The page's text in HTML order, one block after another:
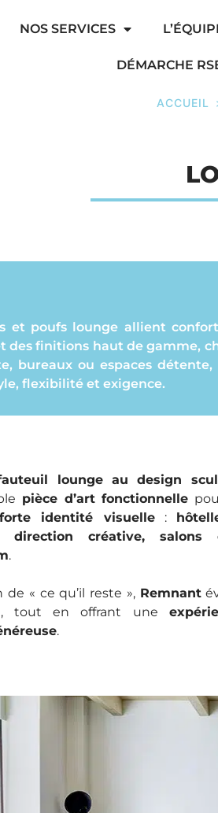
NOS SERVICES
DÉMARCHE
ACCUEIL
et poufs lounge allient
des finitions haut de gamme,
bureaux ou espaces
flexibilité et exigence.
lounge au design
pièce d’art fonctionnelle
identité visuelle:
direction créative, salons
.
« ce qu’il reste », Remnant
tout en offrant une
.